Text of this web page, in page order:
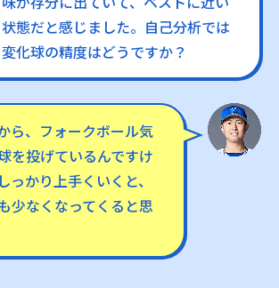
状態だと感じました。自己分析では
変化球の精度はどうですか？
ら、フォークボール気
を投げているんですけ
っかり上手くいくと、
少なくなってくると思